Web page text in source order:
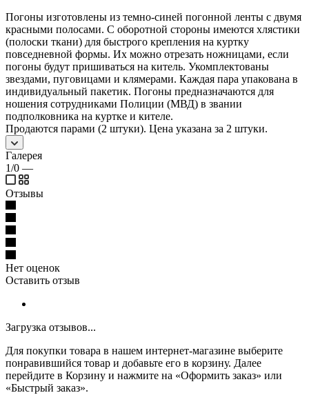
Погоны изготовлены из темно-синей погонной ленты с двумя
красными полосами. С оборотной стороны имеются хлястики
(полоски ткани) для быстрого крепления на куртку
повседневной формы. Их можно отрезать ножницами, если
погоны будут пришиваться на китель. Укомплектованы
звездами, пуговицами и клямерами. Каждая пара упакована в
индивидуальный пакетик. Погоны предназначаются для
ношения сотрудниками Полиции (МВД) в звании
подполковника на куртке и кителе.
Продаются парами (2 штуки). Цена указана за 2 штуки.
Галерея
1/0 —
Отзывы
Нет оценок
Оставить отзыв
Загрузка отзывов...
Для покупки товара в нашем интернет-магазине выберите
понравившийся товар и добавьте его в корзину. Далее
перейдите в Корзину и нажмите на «Оформить заказ» или
«Быстрый заказ».